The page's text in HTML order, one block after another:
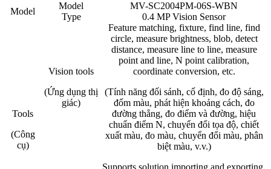
Model
Model
MV-SC2004PM-06S-WBN
Type
0.4 MP Vision Sensor
Tools
(Công
cụ)
Vision tools
(Ứng dụng thị
giác)
Feature matching, fixture, find line, find
circle, measure brightness, blob, detect
distance, measure line to line, measure
point and line, N point calibration,
coordinate conversion, etc.
(Tính năng đối sánh, cố định, đo độ sáng,
đốm màu, phát hiện khoảng cách, đo
đường thẳng, đo điểm và đường, hiệu
chuẩn điểm N, chuyển đổi tọa độ, chiết
xuất màu, đo màu, chuyển đổi màu, phân
biệt màu, v.v.)